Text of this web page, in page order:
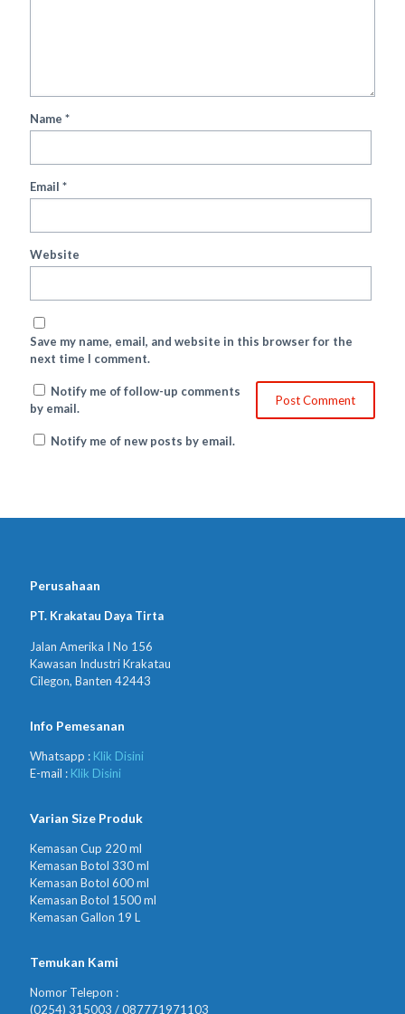
Name *
Email *
Website
Save my name, email, and website in this browser for the
next time I comment.
Notify me of follow-up comments
by email.
Notify me of new posts by email.
Perusahaan
PT. Krakatau Daya Tirta
Jalan Amerika I No 156
Kawasan Industri Krakatau
Cilegon, Banten 42443
Info Pemesanan
Whatsapp : Klik Disini
E-mail : Klik Disini
Varian Size Produk
Kemasan Cup 220 ml
Kemasan Botol 330 ml
Kemasan Botol 600 ml
Kemasan Botol 1500 ml
Kemasan Gallon 19 L
Temukan Kami
Nomor Telepon :
(0254) 315003 / 087771971103